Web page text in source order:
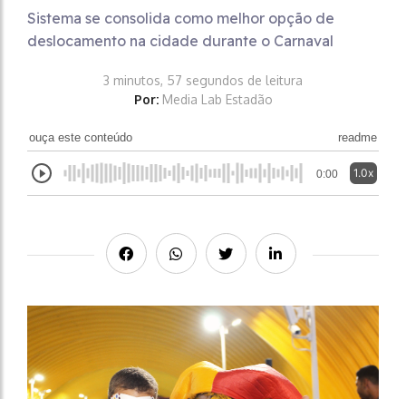
Sistema se consolida como melhor opção de
deslocamento na cidade durante o Carnaval
3 minutos, 57 segundos de leitura
Por: Media Lab Estadão
ouça este conteúdo readme
0:00 1.0x